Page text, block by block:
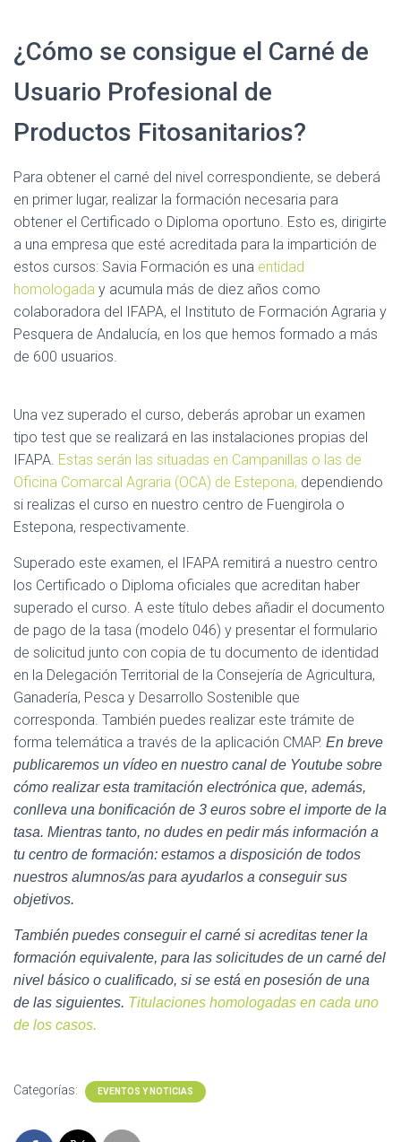
¿Cómo se consigue el Carné de
Usuario Profesional de
Productos Fitosanitarios?
Para obtener el carné del nivel correspondiente, se deberá
en primer lugar, realizar la formación necesaria para
obtener el Certificado o Diploma oportuno. Esto es, dirigirte
a una empresa que esté acreditada para la impartición de
estos cursos: Savia Formación es una entidad
homologada y acumula más de diez años como
colaboradora del IFAPA, el Instituto de Formación Agraria y
Pesquera de Andalucía, en los que hemos formado a más
de 600 usuarios.
Una vez superado el curso, deberás aprobar un examen
tipo test que se realizará en las instalaciones propias del
IFAPA. Estas serán las situadas en Campanillas o las de
Oficina Comarcal Agraria (OCA) de Estepona, dependiendo
si realizas el curso en nuestro centro de Fuengirola o
Estepona, respectivamente.
Superado este examen, el IFAPA remitirá a nuestro centro
los Certificado o Diploma oficiales que acreditan haber
superado el curso. A este título debes añadir el documento
de pago de la tasa (modelo 046) y presentar el formulario
de solicitud junto con copia de tu documento de identidad
en la Delegación Territorial de la Consejería de Agricultura,
Ganadería, Pesca y Desarrollo Sostenible que
corresponda. También puedes realizar este trámite de
forma telemática a través de la aplicación CMAP. En breve
publicaremos un vídeo en nuestro canal de Youtube sobre
cómo realizar esta tramitación electrónica que, además,
conlleva una bonificación de 3 euros sobre el importe de la
tasa. Mientras tanto, no dudes en pedir más información a
tu centro de formación: estamos a disposición de todos
nuestros alumnos/as para ayudarlos a conseguir sus
objetivos.
También puedes conseguir el carné si acreditas tener la
formación equivalente, para las solicitudes de un carné del
nivel básico o cualificado, si se está en posesión de una
de las siguientes. Titulaciones homologadas en cada uno
de los casos.
Categorías: EVENTOS Y NOTICIAS